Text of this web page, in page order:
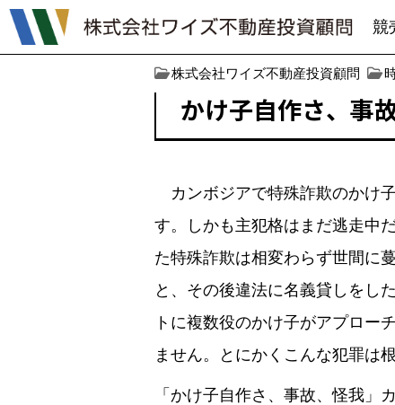
競
株式会社ワイズ不動産投資顧問
かけ子自作さ、事
カンボジアで特殊詐欺のかけ
す。しかも主犯格はまだ逃走中
た特殊詐欺は相変わらず世間に
と、その後違法に名義貸しをし
トに複数役のかけ子がアプロー
ません。とにかくこんな犯罪は
「かけ子自作さ、事故、怪我」